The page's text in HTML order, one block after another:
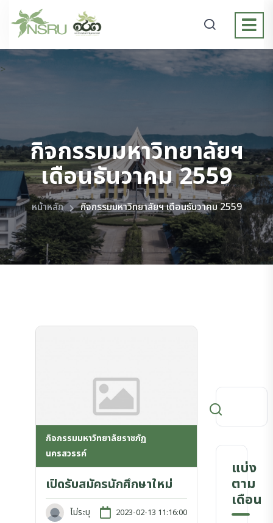
>
กิจกรรมมหาวิทยาลัยฯ
เดือนธันวาคม 2559
หน้าหลัก กิจกรรมมหาวิทยาลัยฯ เดือนธันวาคม 2559
กิจกรรมมหาวิทยาลัยราชภัฏ
นครสวรรค์
เปิดรับสมัครนักศึกษาใหม่
ไม่ระบุ 2023-02-13 11:16:00
แบ่ง
ตาม
เดือน